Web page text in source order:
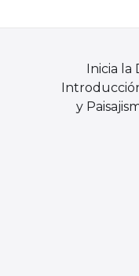
Inicia la
y